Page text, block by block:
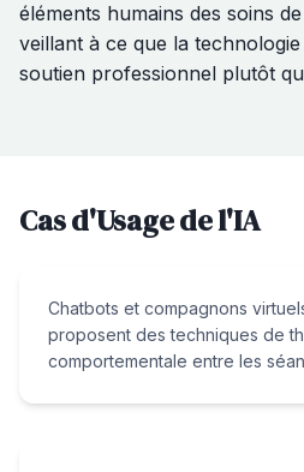
éléments humains des soins
veillant à ce que la
soutien professionnel plutôt
Cas d'Usage de l'IA
Chatbots et compagnons
proposent des techniques de
comportementale entre les